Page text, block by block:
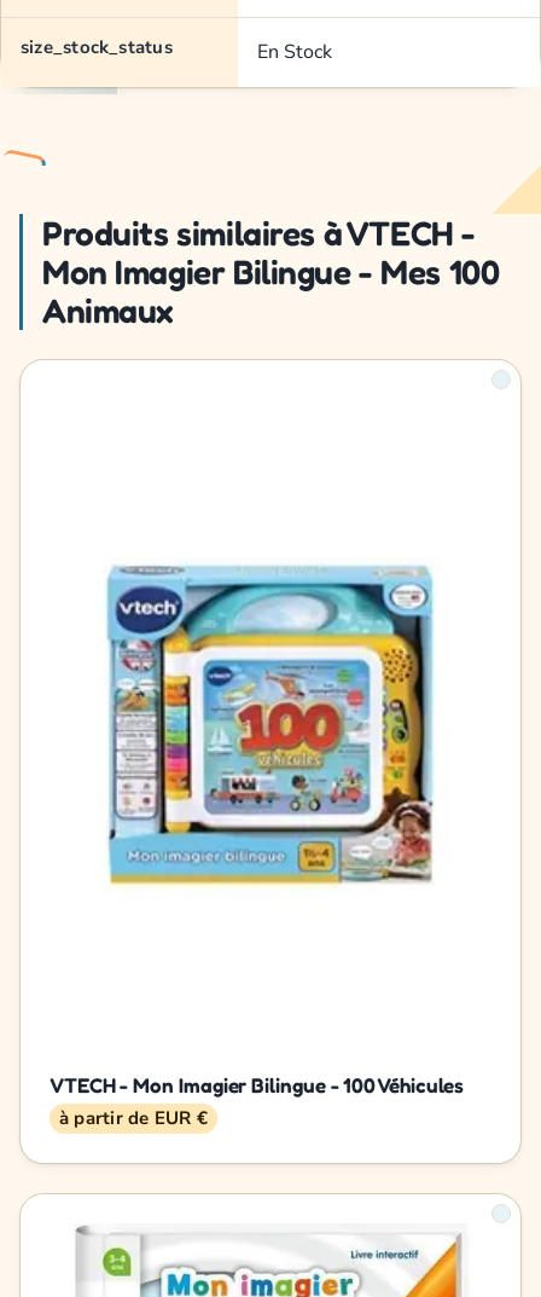
size_stock_status En Stock
Produits similaires à VTECH -
Mon Imagier Bilingue - Mes 100
Animaux
VTECH - Mon Imagier Bilingue - 100 Véhicules
à partir de EUR €